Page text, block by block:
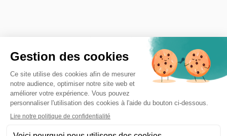
CLINIQUE DE LA SOURCE
URGENCES
RADIOLOGIE
PHYSIOTHÉRAPIE